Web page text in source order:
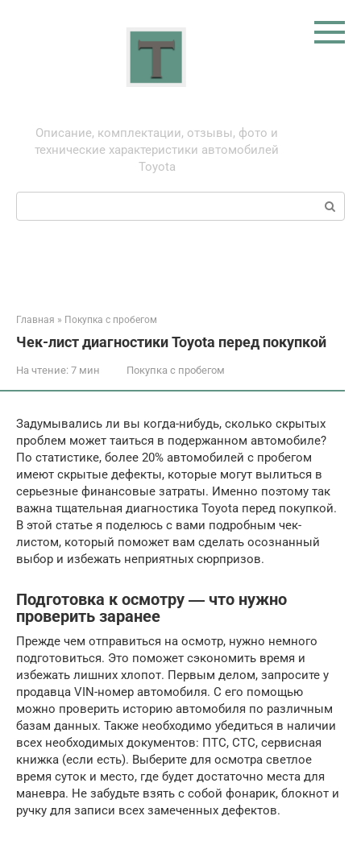
Описание, комплектации, отзывы, фото и
технические характеристики автомобилей
Toyota
Поиск:
Главная » Покупка с пробегом
Чек-лист диагностики Toyota перед покупкой
На чтение: 7 мин Покупка с пробегом
Задумывались ли вы когда-нибудь, сколько скрытых
проблем может таиться в подержанном автомобиле?
По статистике, более 20% автомобилей с пробегом
имеют скрытые дефекты, которые могут вылиться в
серьезные финансовые затраты. Именно поэтому так
важна тщательная диагностика Toyota перед покупкой.
В этой статье я поделюсь с вами подробным чек-
листом, который поможет вам сделать осознанный
выбор и избежать неприятных сюрпризов.
Подготовка к осмотру ― что нужно
проверить заранее
Прежде чем отправиться на осмотр, нужно немного
подготовиться. Это поможет сэкономить время и
избежать лишних хлопот. Первым делом, запросите у
продавца VIN-номер автомобиля. С его помощью
можно проверить историю автомобиля по различным
базам данных. Также необходимо убедиться в наличии
всех необходимых документов: ПТС, СТС, сервисная
книжка (если есть). Выберите для осмотра светлое
время суток и место, где будет достаточно места для
маневра. Не забудьте взять с собой фонарик, блокнот и
ручку для записи всех замеченных дефектов.